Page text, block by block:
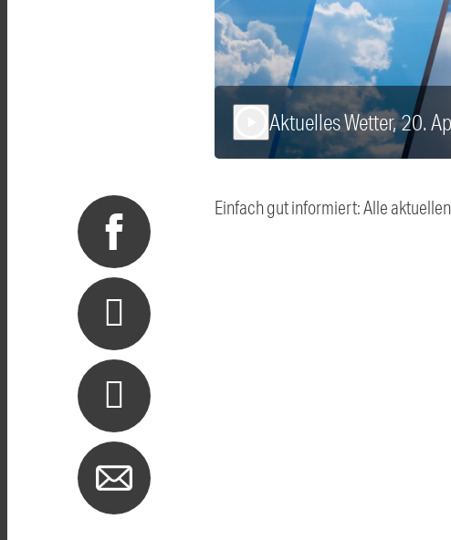
Aktuelles Wetter, 20.
Einfach gut informiert: Alle